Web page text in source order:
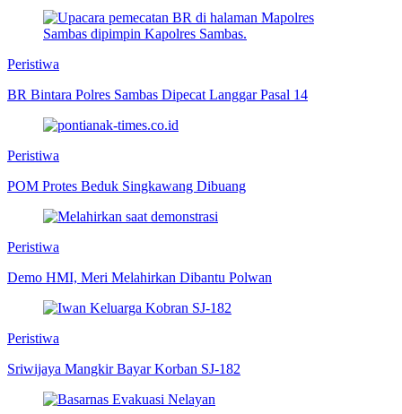
Peristiwa
BR Bintara Polres Sambas Dipecat Langgar Pasal 14
Peristiwa
POM Protes Beduk Singkawang Dibuang
Peristiwa
Demo HMI, Meri Melahirkan Dibantu Polwan
Peristiwa
Sriwijaya Mangkir Bayar Korban SJ-182